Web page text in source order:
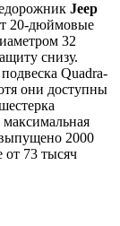
Jeep
20-дюймовые
32
снизу.
Quadra-
они доступны
2000
от 73 тысяч